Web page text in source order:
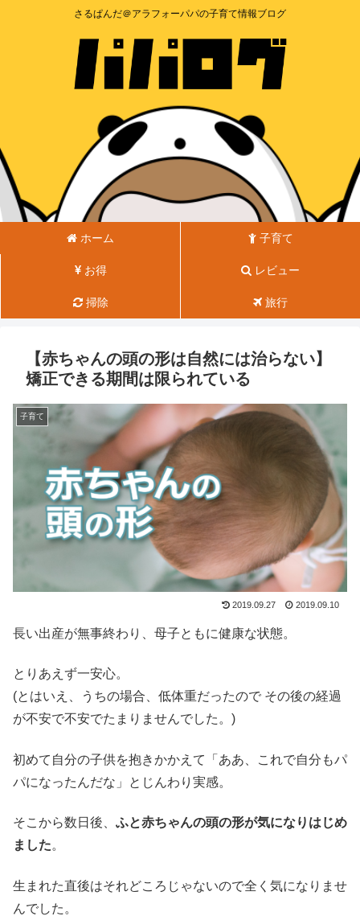
さるぱんだ＠アラフォーパパの子育て情報ブログ
ホーム 子育て
お得 レビュー
掃除 旅行
【赤ちゃんの頭の形は自然には治らない】
矯正できる期間は限られている
子育て
2019.09.27 2019.09.10
長い出産が無事終わり、母子ともに健康な状態。
とりあえず一安心。
(とはいえ、うちの場合、低体重だったので その後の経過
が不安で不安でたまりませんでした。)
初めて自分の子供を抱きかかえて「ああ、これで自分もパ
パになったんだな」とじんわり実感。
そこから数日後、 ふと赤ちゃんの頭の形が気になりはじめ
ました。
生まれた直後はそれどころじゃないので全く気になりませ
んでした。